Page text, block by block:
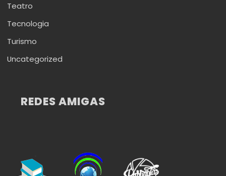
Teatro
Tecnologia
Turismo
Uncategorized
REDES AMIGAS